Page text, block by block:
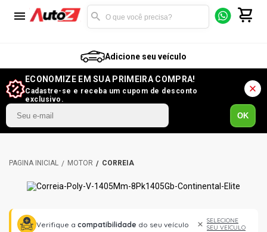
Adicione seu veículo
ECONOMIZE EM SUA PRIMEIRA COMPRA!
Cadastre-se e receba um cupom de desconto
exclusivo.
OK
MOTOR CORREIA
Verifique a compatibilidade do seu veículo
SELECIONE
SEU VEÍCULO